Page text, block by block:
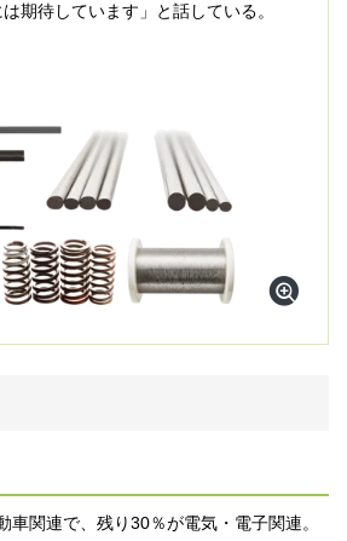
期待しています」と話している。
車関連で、残り30％が電気・電子関連。